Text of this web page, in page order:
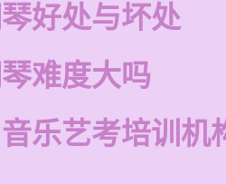
好处与坏处
难度大吗
乐艺考培训机